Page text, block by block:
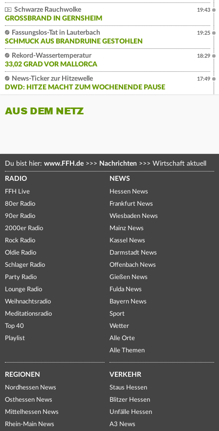
Schwarze Rauchwolke
GROSSBRAND IN GERNSHEIM
19:43
Fassungslos-Tat in Lauterbach
SCHMUCK AUS BRANDRUINE GESTOHLEN
19:25
Rekord-Wassertemperatur
33,02 GRAD VOR MALLORCA
18:29
News-Ticker zur Hitzewelle
DWD: HITZE MACHT ZUM WOCHENENDE PAUSE
17:49
AUS DEM NETZ
Du bist hier: www.FFH.de >>> Nachrichten >>> Wirtschaft aktuell
RADIO
FFH Live
80er Radio
90er Radio
2000er Radio
Rock Radio
Oldie Radio
Schlager Radio
Party Radio
Lounge Radio
Weihnachtsradio
Meditationsradio
Top 40
Playlist
NEWS
Hessen News
Frankfurt News
Wiesbaden News
Mainz News
Kassel News
Darmstadt News
Offenbach News
Gießen News
Fulda News
Bayern News
Sport
Wetter
Alle Orte
Alle Themen
REGIONEN
Nordhessen News
Osthessen News
Mittelhessen News
Rhein-Main News
VERKEHR
Staus Hessen
Blitzer Hessen
Unfälle Hessen
A3 News